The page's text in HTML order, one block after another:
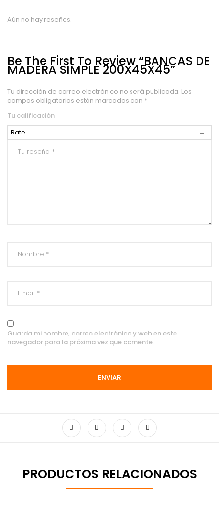
Aún no hay reseñas.
Be The First To Review “BANCAS DE
MADERA SIMPLE 200X45X45”
Tu dirección de correo electrónico no será publicada. Los
campos obligatorios están marcados con *
Tu calificación
Guarda mi nombre, correo electrónico y web en este
navegador para la próxima vez que comente.
PRODUCTOS RELACIONADOS